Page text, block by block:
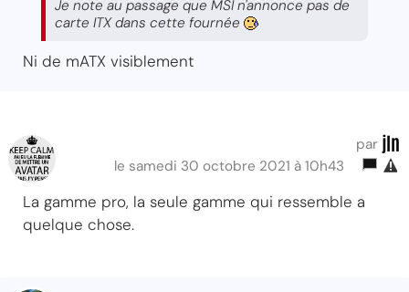
Je note au passage que MSI n'annonce pas de
carte ITX dans cette fournée
Ni de mATX visiblement
par jln
le samedi 30 octobre 2021 à 10h43
La gamme pro, la seule gamme qui ressemble a
quelque chose.